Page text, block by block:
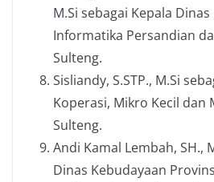
M.Si sebagai Kepala
Informatika Persandian
Sulteng.
Sisliandy, S.STP., M.Si
Koperasi, Mikro Kecil dan
Sulteng.
Andi Kamal Lembah, SH.,
Dinas Kebudayaan